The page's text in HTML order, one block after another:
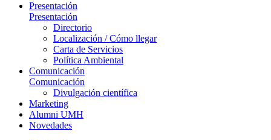
Presentación
Presentación
Directorio
Localización / Cómo llegar
Carta de Servicios
Política Ambiental
Comunicación
Comunicación
Divulgación científica
Marketing
Alumni UMH
Novedades